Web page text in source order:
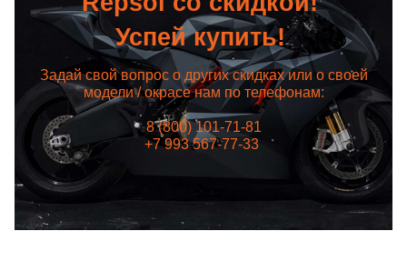
Успей купить!
Задай свой вопрос о других скидках или о своей
модели / окрасе нам по телефонам:
8 (800) 101-71-81
+7 993 567-77-33